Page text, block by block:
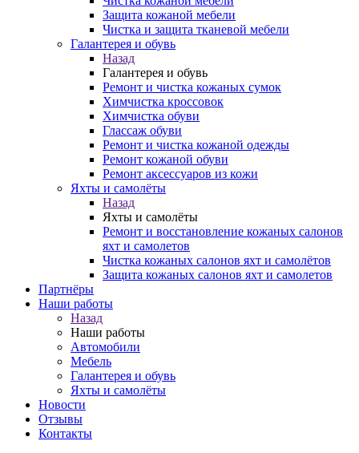
Защита кожаной мебели
Чистка и защита тканевой мебели
Галантерея и обувь
Назад
Галантерея и обувь
Ремонт и чистка кожаных сумок
Химчистка кроссовок
Химчистка обуви
Глассаж обуви
Ремонт и чистка кожаной одежды
Ремонт кожаной обуви
Ремонт аксессуаров из кожи
Яхты и самолёты
Назад
Яхты и самолёты
Ремонт и восстановление кожаных салонов
яхт и самолетов
Чистка кожаных салонов яхт и самолётов
Защита кожаных салонов яхт и самолетов
Партнёры
Наши работы
Назад
Наши работы
Автомобили
Мебель
Галантерея и обувь
Яхты и самолёты
Новости
Отзывы
Контакты